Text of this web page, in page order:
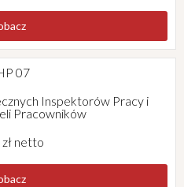
07
Inspektorów Pracy i
Pracowników
netto